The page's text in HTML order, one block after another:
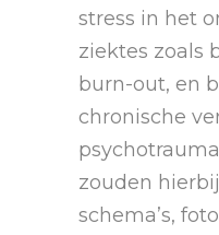
stress in het
ziektes zoals
burn-out, en
chronische
zouden
schema’s,